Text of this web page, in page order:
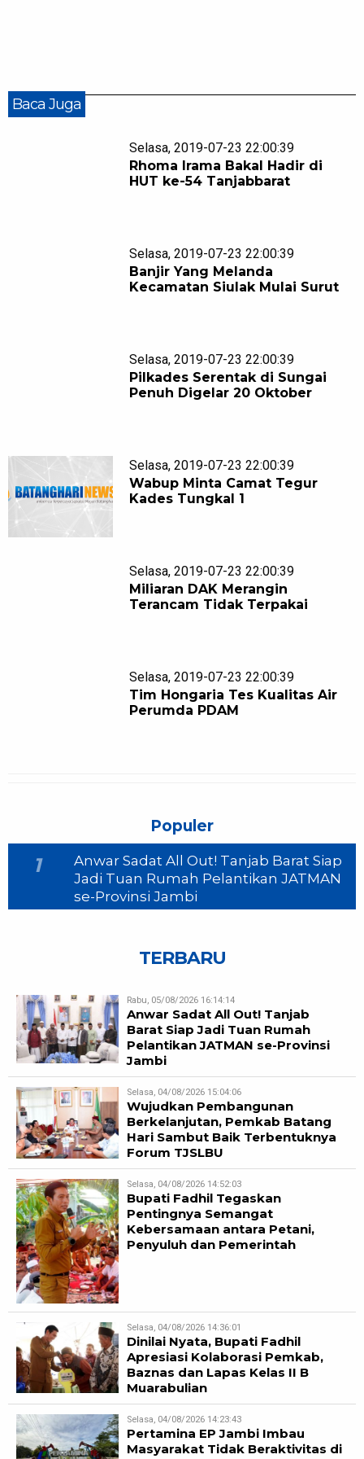
Baca Juga
Selasa, 2019-07-23 22:00:39
Rhoma Irama Bakal Hadir di
HUT ke-54 Tanjabbarat
Selasa, 2019-07-23 22:00:39
Banjir Yang Melanda
Kecamatan Siulak Mulai Surut
Selasa, 2019-07-23 22:00:39
Pilkades Serentak di Sungai
Penuh Digelar 20 Oktober
Selasa, 2019-07-23 22:00:39
Wabup Minta Camat Tegur
Kades Tungkal 1
Selasa, 2019-07-23 22:00:39
Miliaran DAK Merangin
Terancam Tidak Terpakai
Selasa, 2019-07-23 22:00:39
Tim Hongaria Tes Kualitas Air
Perumda PDAM
Populer
1
Anwar Sadat All Out! Tanjab Barat Siap
Jadi Tuan Rumah Pelantikan JATMAN
se-Provinsi Jambi
TERBARU
Rabu, 05/08/2026 16:14:14
Anwar Sadat All Out! Tanjab
Barat Siap Jadi Tuan Rumah
Pelantikan JATMAN se-Provinsi
Jambi
Selasa, 04/08/2026 15:04:06
Wujudkan Pembangunan
Berkelanjutan, Pemkab Batang
Hari Sambut Baik Terbentuknya
Forum TJSLBU
Selasa, 04/08/2026 14:52:03
Bupati Fadhil Tegaskan
Pentingnya Semangat
Kebersamaan antara Petani,
Penyuluh dan Pemerintah
Selasa, 04/08/2026 14:36:01
Dinilai Nyata, Bupati Fadhil
Apresiasi Kolaborasi Pemkab,
Baznas dan Lapas Kelas II B
Muarabulian
Selasa, 04/08/2026 14:23:43
Pertamina EP Jambi Imbau
Masyarakat Tidak Beraktivitas di